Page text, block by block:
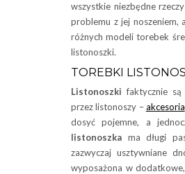
wszystkie niezbędne
problemu z jej noszeniem,
różnych modeli torebek
listonoszki.
TOREBKI
Listonoszki faktycznie
przez listonoszy –akcesoria
dosyć pojemne, a
listonoszka ma długi
zazwyczaj usztywniane
wyposażona w